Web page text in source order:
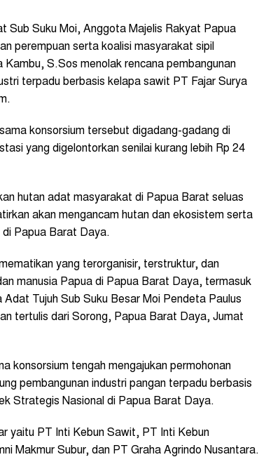
Sub Suku Moi, Anggota Majelis Rakyat Papua
perempuan serta koalisi masyarakat sipil
S.Sos menolak rencana pembangunan
terpadu berbasis kelapa sawit PT Fajar Surya
konsorsium tersebut digadang-gadang di
yang digelontorkan senilai kurang lebih Rp 24
hutan adat masyarakat di Papua Barat seluas
akan mengancam hutan dan ekosistem serta
Papua Barat Daya.
yang terorganisir, terstruktur, dan
manusia Papua di Papua Barat Daya, termasuk
Tujuh Sub Suku Besar Moi Pendeta Paulus
tertulis dari Sorong, Papua Barat Daya, Jumat
konsorsium tengah mengajukan permohonan
pembangunan industri pangan terpadu berbasis
Strategis Nasional di Papua Barat Daya.
yaitu PT Inti Kebun Sawit, PT Inti Kebun
Makmur Subur, dan PT Graha Agrindo Nusantara.